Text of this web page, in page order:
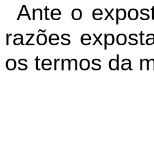
Ante o
razões
os termos da